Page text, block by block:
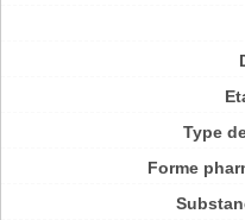
Type
Forme